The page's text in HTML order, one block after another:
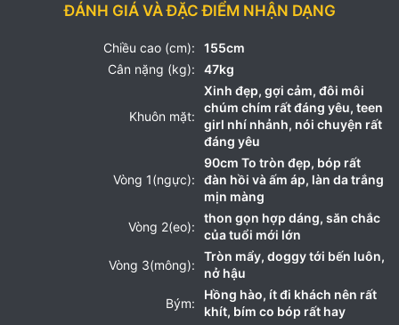
ĐÁNH GIÁ VÀ ĐẶC ĐIỂM NHẬN DẠNG
Chiều cao (cm):
155cm
Cân nặng (kg):
47kg
Khuôn mặt:
Xinh đẹp, gợi cảm, đôi môi
chúm chím rất đáng yêu, teen
girl nhí nhảnh, nói chuyện rất
đáng yêu
Vòng 1(ngực):
90cm To tròn đẹp, bóp rất
đàn hồi và ấm áp, làn da trắng
mịn màng
Vòng 2(eo):
thon gọn hợp dáng, săn chắc
của tuổi mới lớn
Vòng 3(mông):
Tròn mẩy, doggy tới bến luôn,
nở hậu
Bým:
Hồng hào, ít đi khách nên rất
khít, bím co bóp rất hay